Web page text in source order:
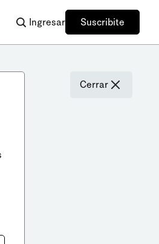
Ingresar Suscribite
Cerrar